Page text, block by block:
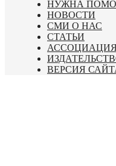
НУЖНА
НОВОСТИ
СМИ О НАС
СТАТЬИ
АССОЦИАЦИЯ
ВЕРСИЯ